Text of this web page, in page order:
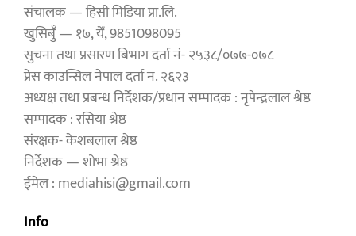
संचालक — हिसी मिडिया प्रा.लि.
खुसिबुँ — १७, येँ, 9851098095
सुचना तथा प्रसारण बिभाग दर्ता नं- २५३८/०७७-०७८
प्रेस काउन्सिल नेपाल दर्ता न. २६२३
अध्यक्ष तथा प्रबन्ध निर्देशक/प्रधान सम्पादक : नृपेन्द्रलाल श्रेष्ठ
सम्पादक : रसिया श्रेष्ठ
संरक्षक- केशबलाल श्रेष्ठ
निर्देशक — शोभा श्रेष्ठ
ईमेल : mediahisi@gmail.com
Info